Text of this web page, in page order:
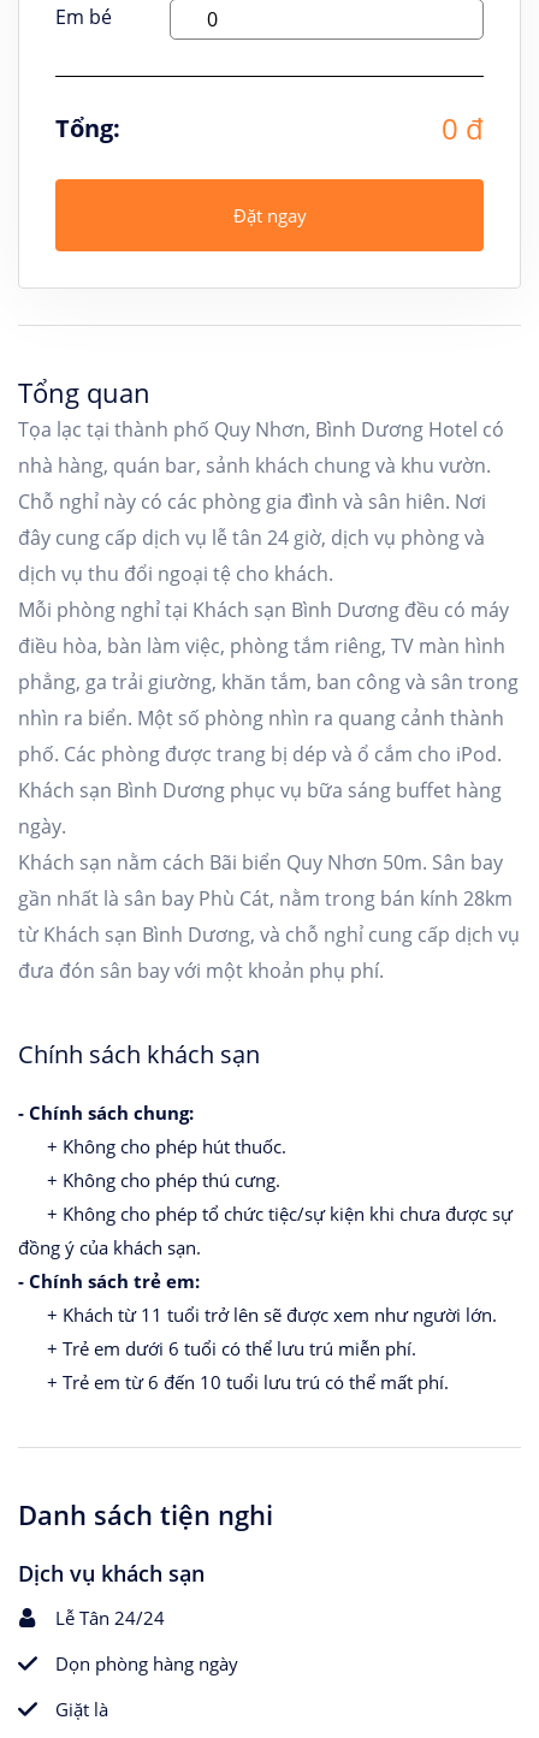
Em bé
Tổng: 0 đ
Đặt ngay
Tổng quan
Tọa lạc tại thành phố Quy Nhơn, Bình Dương Hotel có
nhà hàng, quán bar, sảnh khách chung và khu vườn.
Chỗ nghỉ này có các phòng gia đình và sân hiên. Nơi
đây cung cấp dịch vụ lễ tân 24 giờ, dịch vụ phòng và
dịch vụ thu đổi ngoại tệ cho khách.
Mỗi phòng nghỉ tại Khách sạn Bình Dương đều có máy
điều hòa, bàn làm việc, phòng tắm riêng, TV màn hình
phẳng, ga trải giường, khăn tắm, ban công và sân trong
nhìn ra biển. Một số phòng nhìn ra quang cảnh thành
phố. Các phòng được trang bị dép và ổ cắm cho iPod.
Khách sạn Bình Dương phục vụ bữa sáng buffet hàng
ngày.
Khách sạn nằm cách Bãi biển Quy Nhơn 50m. Sân bay
gần nhất là sân bay Phù Cát, nằm trong bán kính 28km
từ Khách sạn Bình Dương, và chỗ nghỉ cung cấp dịch vụ
đưa đón sân bay với một khoản phụ phí.
Chính sách khách sạn
- Chính sách chung:
+ Không cho phép hút thuốc.
+ Không cho phép thú cưng.
+ Không cho phép tổ chức tiệc/sự kiện khi chưa được sự
đồng ý của khách sạn.
- Chính sách trẻ em:
+ Khách từ 11 tuổi trở lên sẽ được xem như người lớn.
+ Trẻ em dưới 6 tuổi có thể lưu trú miễn phí.
+ Trẻ em từ 6 đến 10 tuổi lưu trú có thể mất phí.
Danh sách tiện nghi
Dịch vụ khách sạn
Lễ Tân 24/24
Dọn phòng hàng ngày
Giặt là